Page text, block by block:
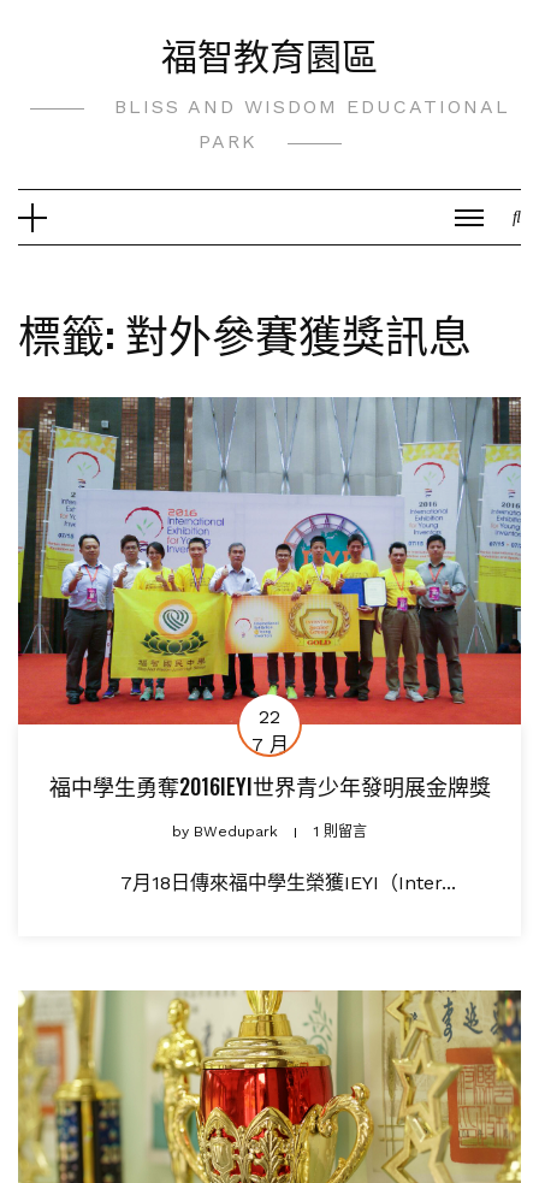
福智教育園區
BLISS AND WISDOM EDUCATIONAL
PARK
標籤: 對外參賽獲獎訊息
22
7 月
福中學生勇奪2016IEYI世界青少年發明展金牌獎
by BWedupark 1 則留言
7月18日傳來福中學生榮獲IEYI（Inter...